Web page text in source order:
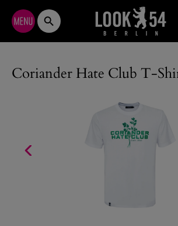
Zum Hauptinhalt springen
Coriander Hate Club T-